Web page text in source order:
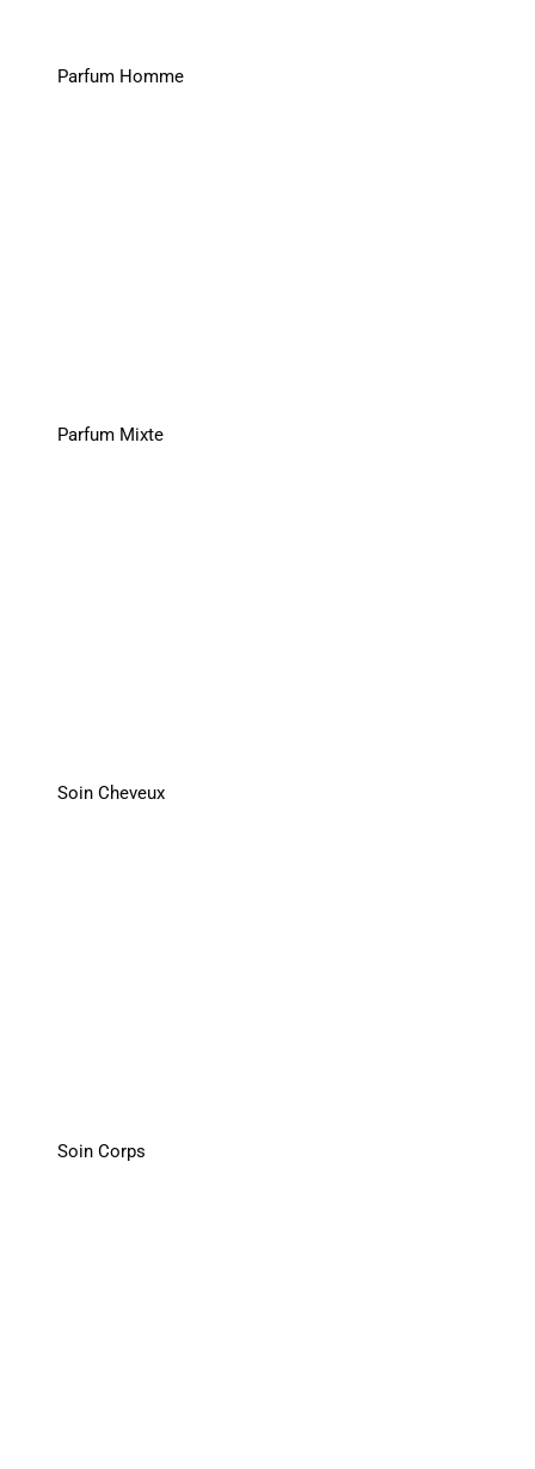
Parfum Homme
Parfum Mixte
Soin Cheveux
Soin Corps